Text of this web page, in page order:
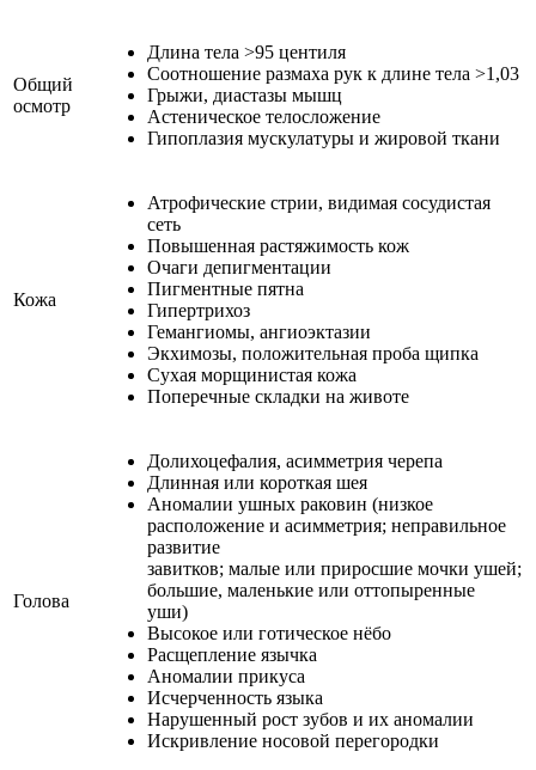
Общий
осмотр
Длина тела >95 центиля
Соотношение размаха рук к длине тела >1,03
Грыжи, диастазы мышц
Астеническое телосложение
Гипоплазия мускулатуры и жировой ткани
Кожа
Атрофические стрии, видимая сосудистая
сеть
Повышенная растяжимость кож
Очаги депигментации
Пигментные пятна
Гипертрихоз
Гемангиомы, ангиоэктазии
Экхимозы, положительная проба щипка
Сухая морщинистая кожа
Поперечные складки на животе
Голова
Долихоцефалия, асимметрия черепа
Длинная или короткая шея
Аномалии ушных раковин (низкое
расположение и асимметрия; неправильное
развитие
завитков; малые или приросшие мочки ушей;
большие, маленькие или оттопыренные
уши)
Высокое или готическое нёбо
Расщепление язычка
Аномалии прикуса
Исчерченность языка
Нарушенный рост зубов и их аномалии
Искривление носовой перегородки